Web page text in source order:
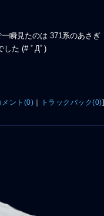
瞬見たのは 371系のあさぎ
した (# ﾟДﾟ)
メント(0) トラックバック(0)]